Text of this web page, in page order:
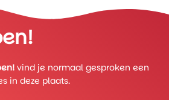
vind je normaal gesproken een
in deze plaats.